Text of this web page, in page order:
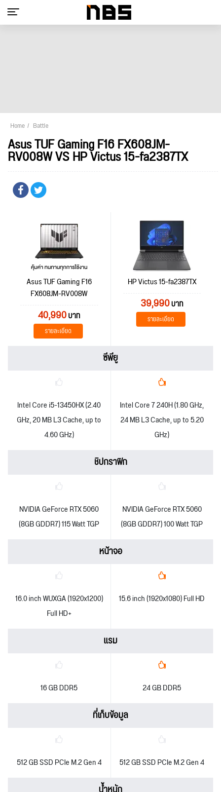
Home Battle
Asus TUF Gaming F16 FX608JM-
RV008W VS HP Victus 15-fa2387TX
Asus TUF Gaming F16
FX608JM-RV008W
40,990บาท
รายละเอียด
HP Victus 15-fa2387TX
39,990บาท
รายละเอียด
ซีพียู
Intel Core i5-13450HX (2.40
GHz, 20 MB L3 Cache, up to
4.60 GHz)
Intel Core 7 240H (1.80 GHz,
24 MB L3 Cache, up to 5.20
GHz)
ชิปกราฟิก
NVIDIA GeForce RTX 5060
(8GB GDDR7) 115 Watt TGP
NVIDIA GeForce RTX 5060
(8GB GDDR7) 100 Watt TGP
หน้าจอ
16.0 inch WUXGA (1920x1200)
Full HD+
15.6 inch (1920x1080) Full HD
แรม
16 GB DDR5 24 GB DDR5
ที่เก็บข้อมูล
512 GB SSD PCIe M.2 Gen 4 512 GB SSD PCIe M.2 Gen 4